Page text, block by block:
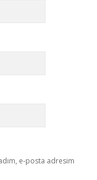
e-posta adresim